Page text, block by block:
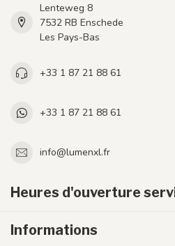
Lenteweg 8
7532 RB Enschede
Les Pays-Bas
+33 1 87 21 88 61
+33 1 87 21 88 61
info@lumenxl.fr
Heures d'ouverture
Informations